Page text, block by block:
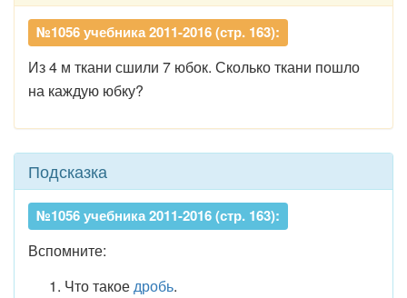
№1056 учебника 2011-2016 (стр. 163):
Из 4 м ткани сшили 7 юбок. Сколько ткани пошло
на каждую юбку?
Подсказка
№1056 учебника 2011-2016 (стр. 163):
Вспомните:
Что такоедробь.